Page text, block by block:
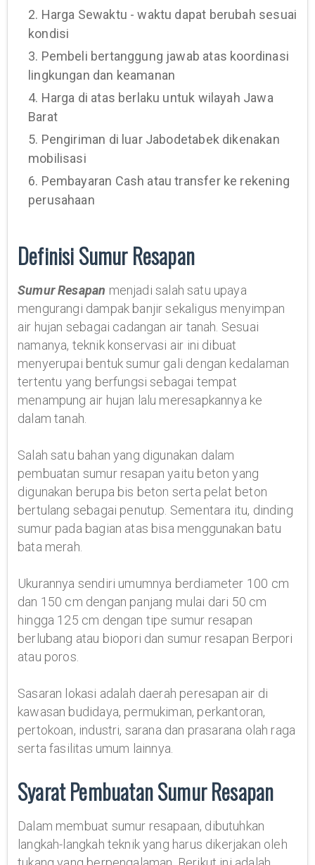
2. Harga Sewaktu - waktu dapat berubah sesuai
kondisi
3. Pembeli bertanggung jawab atas koordinasi
lingkungan dan keamanan
4. Harga di atas berlaku untuk wilayah Jawa
Barat
5. Pengiriman di luar Jabodetabek dikenakan
mobilisasi
6. Pembayaran Cash atau transfer ke rekening
perusahaan
Definisi Sumur Resapan
Sumur Resapan menjadi salah satu upaya
mengurangi dampak banjir sekaligus menyimpan
air hujan sebagai cadangan air tanah. Sesuai
namanya, teknik konservasi air ini dibuat
menyerupai bentuk sumur gali dengan kedalaman
tertentu yang berfungsi sebagai tempat
menampung air hujan lalu meresapkannya ke
dalam tanah.
Salah satu bahan yang digunakan dalam
pembuatan sumur resapan yaitu beton yang
digunakan berupa bis beton serta pelat beton
bertulang sebagai penutup. Sementara itu, dinding
sumur pada bagian atas bisa menggunakan batu
bata merah.
Ukurannya sendiri umumnya berdiameter 100 cm
dan 150 cm dengan panjang mulai dari 50 cm
hingga 125 cm dengan tipe sumur resapan
berlubang atau biopori dan sumur resapan Berpori
atau poros.
Sasaran lokasi adalah daerah peresapan air di
kawasan budidaya, permukiman, perkantoran,
pertokoan, industri, sarana dan prasarana olah raga
serta fasilitas umum lainnya.
Syarat Pembuatan Sumur Resapan
Dalam membuat sumur resapaan, dibutuhkan
langkah-langkah teknik yang harus dikerjakan oleh